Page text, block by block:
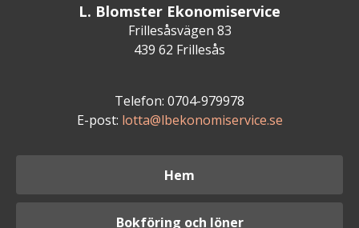
L. Blomster Ekonomiservice
Frillesåsvägen 83
439 62 Frillesås
Telefon: 0704-979978
E-post: lotta@lbekonomiservice.se
Hem
Bokföring och löner